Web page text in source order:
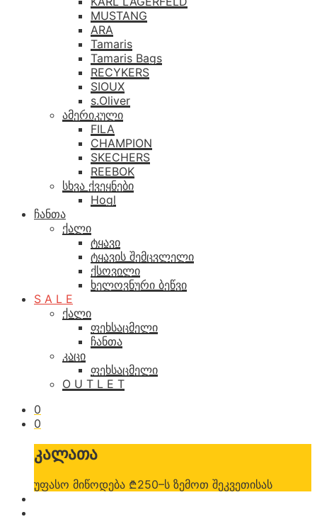
MUSTANG
ARA
Tamaris
Tamaris Bags
RECYKERS
SIOUX
s.Oliver
ამერიკული
FILA
CHAMPION
SKECHERS
REEBOK
სხვა ქვეყნები
Hogl
ჩანთა
ქალი
ტყავი
ტყავის შემცვლელი
ქსოვილი
ხელოვნური ბეწვი
S A L E
ქალი
ფეხსაცმელი
ჩანთა
კაცი
ფეხსაცმელი
O U T L E T
0
0
კალათა
უფასო მიწოდება ₾250–ს ზემოთ შეკვეთისას